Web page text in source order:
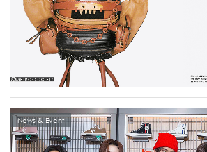
News & Event